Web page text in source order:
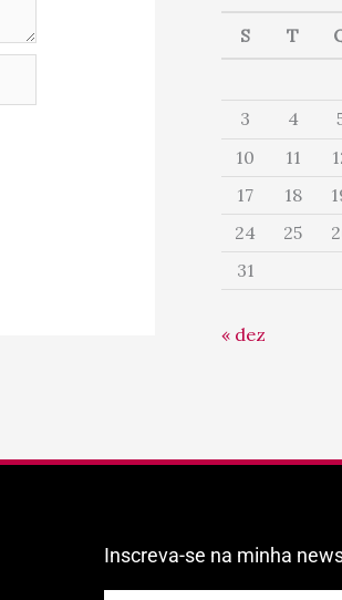
S T
3
4
10
11
17
18
24
25
31
« dez
Inscreva-se na minha